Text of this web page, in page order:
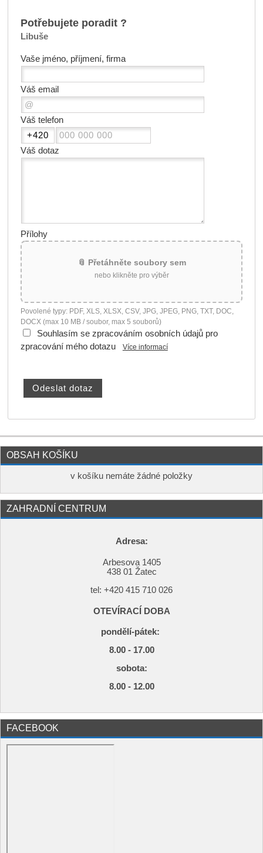
Potřebujete poradit ?
Libuše
Vaše jméno, příjmení, firma
Váš email
Váš telefon
Váš dotaz
Přílohy
📎 Přetáhněte soubory sem
nebo klikněte pro výběr
Povolené typy: PDF, XLS, XLSX, CSV, JPG, JPEG, PNG, TXT, DOC,
DOCX (max 10 MB / soubor, max 5 souborů)
Souhlasím se zpracováním osobních údajů pro
zpracování mého dotazu
Více informací
OBSAH KOŠÍKU
v košíku nemáte žádné položky
ZAHRADNÍ CENTRUM
Adresa:
Arbesova 1405
438 01 Žatec
tel: +420 415 710 026
OTEVÍRACÍ DOBA
pondělí-pátek:
8.00 - 17.00
sobota:
8.00 - 12.00
FACEBOOK